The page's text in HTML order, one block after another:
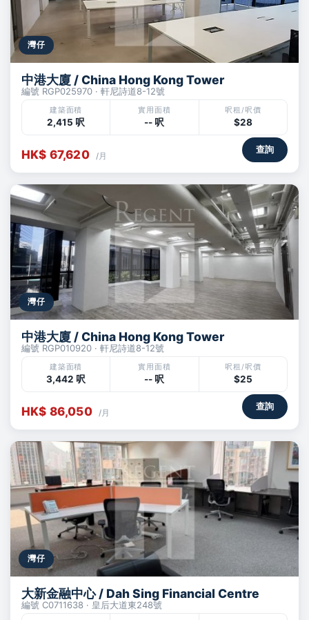
灣仔
中港大廈 / China Hong Kong Tower
編號 RGP025970 · 軒尼詩道8-12號
建築面積
2,415 呎
實用面積
-- 呎
呎租/呎價
$28
HK$ 67,620 /月
查詢
灣仔
中港大廈 / China Hong Kong Tower
編號 RGP010920 · 軒尼詩道8-12號
建築面積
3,442 呎
實用面積
-- 呎
呎租/呎價
$25
HK$ 86,050 /月
查詢
灣仔
大新金融中心 / Dah Sing Financial Centre
編號 C0711638 · 皇后大道東248號